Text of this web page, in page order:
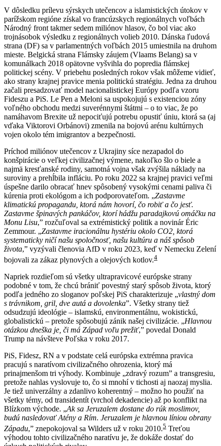
V dôsledku prílevu sýrskych utečencov a islamistických útokov v
parížskom regióne získal vo francúzskych regionálnych voľbách
Národný front takmer sedem miliónov hlasov, čo bol viac ako
trojnásobok výsledku z regionálnych volieb 2010. Dánska ľudová
strana (DF) sa v parlamentných voľbách 2015 umiestnila na druhom
mieste. Belgická strana Flámsky záujem (Vlaams Belang) sa v
komunálkach 2018 opätovne vyšvihla do popredia flámskej
politickej scény. V priebehu posledných rokov však môžeme vidieť,
ako strany krajnej pravice menia politickú stratégiu. Jedna za druhou
začali presadzovať model nacionalistickej Európy podľa vzoru
Fideszu a PiS. Le Pen a Meloni sa uspokojujú s existenciou zóny
voľného obchodu medzi suverénnymi štátmi – o to viac, že po
namáhavom Brexite už nepociťujú potrebu opustiť úniu, ktorá sa (aj
vďaka Viktorovi Orbánovi) zmenila na bojovú arénu kultúrnych
vojen okolo tém imigrantov a bezpečnosti.
Príchod miliónov utečencov z Ukrajiny síce nezapadol do
konšpirácie o veľkej civilizačnej výmene, nakoľko šlo o biele a
najmä kresťanské rodiny, samotná vojna však zvýšila náklady na
suroviny a prehĺbila infláciu. Po roku 2022 sa krajnej pravici veľmi
úspešne darilo obracať hnev spôsobený vysokými cenami paliva či
kúrenia proti ekológom a ich podporovateľom. „Zastavme
klimatickú propagandu, ktorá nám hovorí, čo robiť a čo jesť.
Zastavme špinavých pankáčov, ktorí hádžu paradajkovú omáčku na
Monu Lisu,” rozčuľoval sa extrémistický politik a novinár Éric
Zemmour. „Zastavme iracionálnu hystériu okolo CO2, ktorá
systematicky ničí našu spoločnosť, našu kultúru a náš spôsob
života,” vyzývali členovia AfD v roku 2023, keď v Nemecku Zelení
bojovali za zákaz plynových a olejových kotlov.4
Napriek rozdieľom sú všetky ultrapravicové európske strany
podobné v tom, že chcú brániť povestný starý spôsob života, ktorý
podľa jedného zo sloganov poľskej PiS charakterizuje „vlastný dom
s trávnikom, gril, dve autá a dovolenka”. Všetky strany tiež
odsudzujú ideológie – islamskú, environmentálnu, wokistickú,
globalistickú – pretože spôsobujú zánik našej civilizácie. „Hlavnou
otázkou dneška je, či má Západ voľu prežiť,” povedal Donald
Trump na návšteve Poľska v roku 2017.
PiS, Fidesz, RN a v podstate celá európska extrémna pravica
pracujú s naratívom civilizačného ohrozenia, ktorý má
prinajmenšom tri výhody. Kombinuje „zdravý rozum” a transgresiu,
pretože nahlas vyslovuje to, čo si mnohí v tichosti aj naozaj myslia.
Je tiež univerzálny a zdanlivo koherentný – možno ho použiť na
všetky témy, od transidentít (vrchol dekadencie) až po konflikt na
Blízkom východe. „Ak sa Jeruzalem dostane do rúk moslimov,
budú nasledovať Atény a Rím. Jeruzalem je hlavnou líniou obrany
Západu,” znepokojoval sa Wilders už v roku 2010.5 Treťou
výhodou tohto civilizačného naratívu je, že dokáže dostať do